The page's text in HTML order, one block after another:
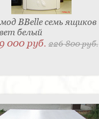
BBelle семь ящиков
белый
000 руб.226 800 руб.